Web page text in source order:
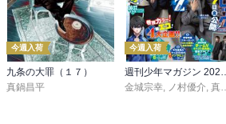
今週入荷
九条の大罪（１７）
真鍋昌平
今週入荷
週刊少年マガジン
金城宗幸, ノ村優介, 真島ヒロ